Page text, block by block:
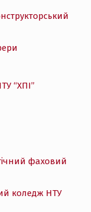
“ХПІ”
фаховий
коледж НТУ